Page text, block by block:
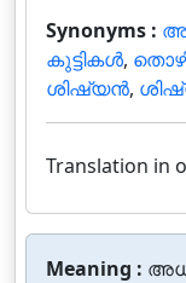
Synonyms :
കുട്ടികള്‍,
ശിഷ്യന്‍,
Translation in
Meaning :